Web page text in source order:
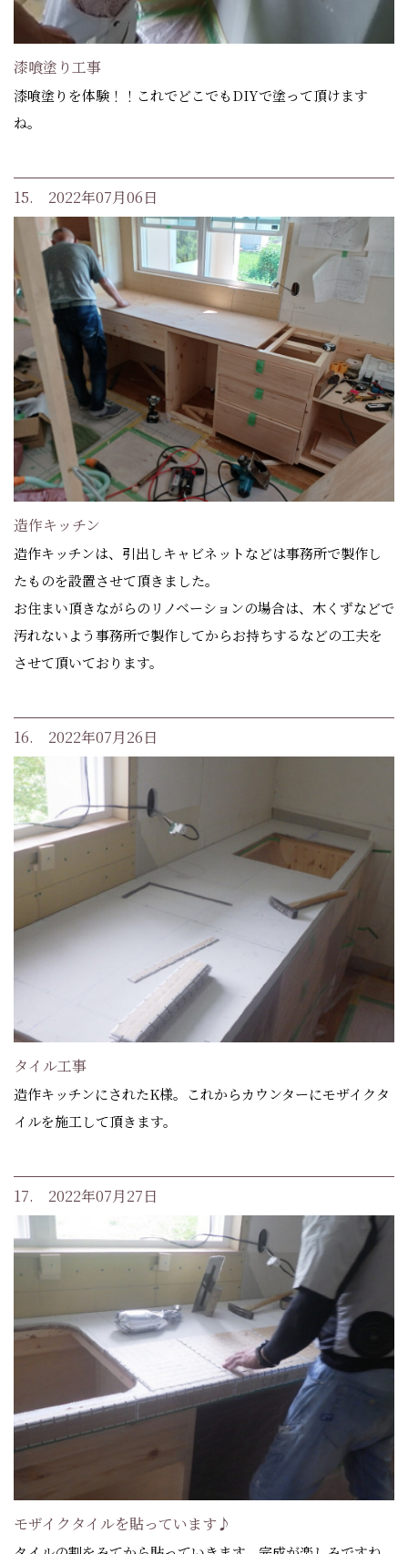
漆喰塗り工事
漆喰塗りを体験！！これでどこでもDIYで塗って頂けます
ね。
15. 2022年07月06日
造作キッチン
造作キッチンは、引出しキャビネットなどは事務所で製作し
たものを設置させて頂きました。
お住まい頂きながらのリノベーションの場合は、木くずなどで
汚れないよう事務所で製作してからお持ちするなどの工夫を
させて頂いております。
16. 2022年07月26日
タイル工事
造作キッチンにされたK様。これからカウンターにモザイクタ
イルを施工して頂きます。
17. 2022年07月27日
モザイクタイルを貼っています♪